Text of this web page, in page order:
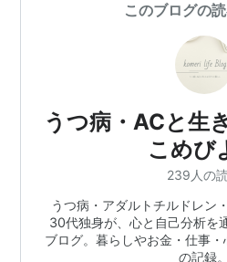
このブログの
うつ病・ACと生
こめび
239人の
うつ病・アダルトチルドレン
30代独身が、心と自己分析を
ブログ。暮らしやお金・仕事
の記録。